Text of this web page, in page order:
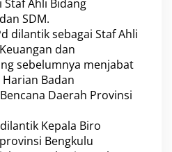
Ahli Bidang
SDM.
dilantik sebagai Staf Ahli
dan
sebelumnya menjabat
Harian Badan
Daerah Provinsi
Kepala Biro
Bengkulu